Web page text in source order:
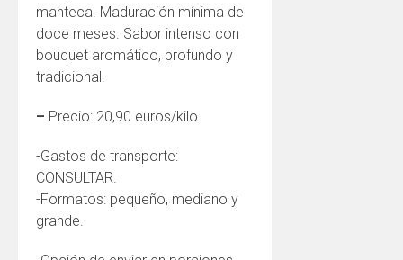
manteca. Maduración mínima de
doce meses. Sabor intenso con
bouquet aromático, profundo y
tradicional.
– Precio: 20,90 euros/kilo
-Gastos de transporte:
CONSULTAR.
-Formatos: pequeño, mediano y
grande.